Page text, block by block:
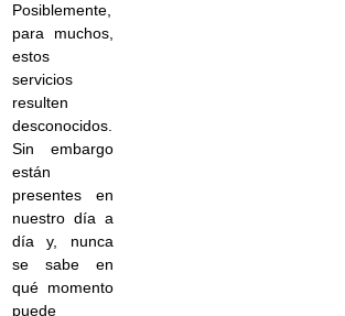
Posiblemente,
para muchos,
estos
servicios
resulten
desconocidos.
Sin embargo
están
presentes en
nuestro día a
día y, nunca
se sabe en
qué momento
puede